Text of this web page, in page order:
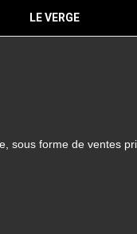
LE VERGE
sous forme de ventes